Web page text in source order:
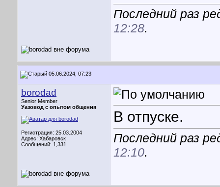
Последний раз
12:28.
05.06.2024, 07:23
borodad
Senior Member
Уазовод с опытом общения
Регистрация: 25.03.2004
Адрес: Хабаровск
Сообщений: 1,331
В отпуске.
Последний раз
12:10.